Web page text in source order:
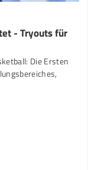
- Tryouts für
Die Ersten